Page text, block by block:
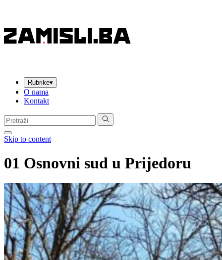
Rubrike▾
O nama
Kontakt
Pretraga:
Skip to content
01 Osnovni sud u Prijedoru